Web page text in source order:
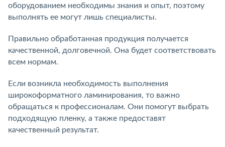
оборудованием необходимы знания и опыт, поэтому
выполнять ее могут лишь специалисты.
Правильно обработанная продукция получается
качественной, долговечной. Она будет соответствовать
всем нормам.
Если возникла необходимость выполнения
широкоформатного ламинирования, то важно
обращаться к профессионалам. Они помогут выбрать
подходящую пленку, а также предоставят
качественный результат.